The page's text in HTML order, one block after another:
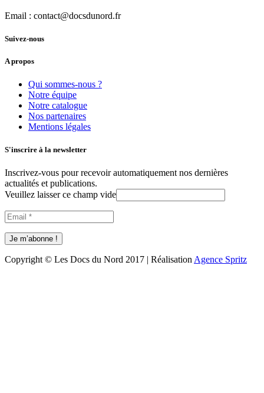
Email : contact@docsdunord.fr
Suivez-nous
A propos
Qui sommes-nous ?
Notre équipe
Notre catalogue
Nos partenaires
Mentions légales
S'inscrire à la newsletter
Inscrivez-vous pour recevoir automatiquement nos dernières
actualités et publications.
Veuillez laisser ce champ vide
Copyright © Les Docs du Nord 2017 | RéalisationAgence Spritz